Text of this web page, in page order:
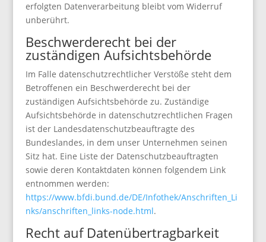
erfolgten Datenverarbeitung bleibt vom Widerruf
unberührt.
Beschwerderecht bei der
zuständigen Aufsichtsbehörde
Im Falle datenschutzrechtlicher Verstöße steht dem
Betroffenen ein Beschwerderecht bei der
zuständigen Aufsichtsbehörde zu. Zuständige
Aufsichtsbehörde in datenschutzrechtlichen Fragen
ist der Landesdatenschutzbeauftragte des
Bundeslandes, in dem unser Unternehmen seinen
Sitz hat. Eine Liste der Datenschutzbeauftragten
sowie deren Kontaktdaten können folgendem Link
entnommen werden:
https://www.bfdi.bund.de/DE/Infothek/Anschriften_Li
nks/anschriften_links-node.html.
Recht auf Datenübertragbarkeit